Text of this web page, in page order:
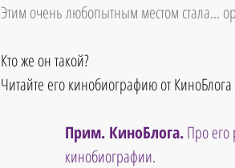
Этим очень любопытным местом стала...
Кто же он такой?
Читайте его кинобиографию от
Прим. КиноБлога. Про его
кинобиографии.